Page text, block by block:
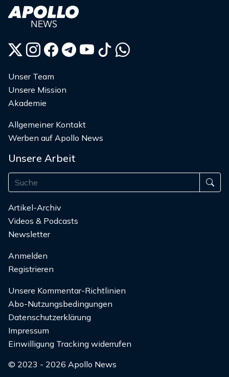
Unser Team
Unsere Mission
Akademie
Allgemeiner Kontakt
Werben auf Apollo News
Unsere Arbeit
Artikel-Archiv
Videos & Podcasts
Newsletter
Anmelden
Registrieren
Unsere Kommentar-Richtlinien
Abo-Nutzungsbedingungen
Datenschutzerklärung
Impressum
Einwilligung Tracking widerrufen
© 2023 - 2026 Apollo News